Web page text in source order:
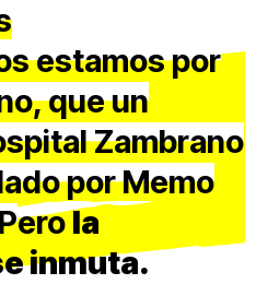
estamos por
que un
Zambrano
por Memo
erola
inmuta.